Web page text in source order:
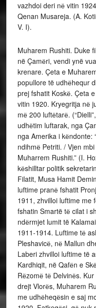
vazhdoi deri nё vitin
Qenan Musareja. (A.
V. I).
Muharem Rushiti. Duke
në Çamёri, vendi ynë
krenare. Çeta e
popullore të udhёhequr
prej fshatit Koskё. Çeta
vitin 1920. Kryegritja nё
mё 200 luftёtarё.
udhёtim luftarak, nga
nga Amerika i kёndonte:
ndihmё Petriti. / Vjen
Muharrem Rushiti.” (I.
kёshilltar politik
Filatit, Musa Hamit
luftime pranё fshatit
1911, zhvilloi luftime me
fshatin Smartë tё cilat i
ndёrmjet lumit të
1911-1914. Luftime tё
Pleshavicё, nё Mallun
Laberi zhvilloi luftime të
Kardhiqit, në Qafёn e
Rёzomё tё Delvinёs.
drejt Vlorёs, Muharem
me udhёheqёsin e saj